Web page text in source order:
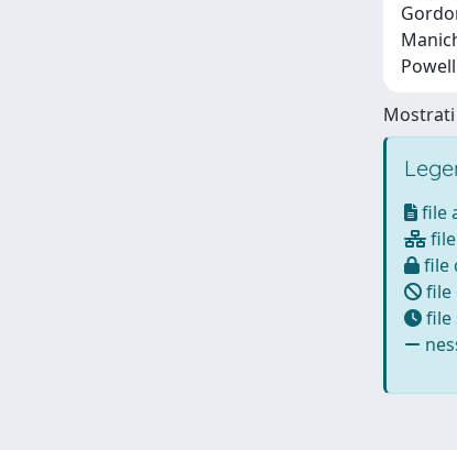
Mostrati
file
file
file
file